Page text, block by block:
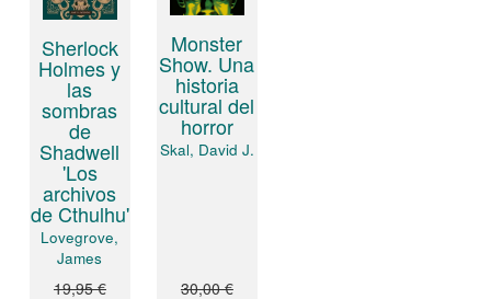
Sherlock
Holmes y
las
sombras
de
Shadwell
'Los
archivos
de Cthulhu'
Lovegrove,
James
19,95 €
Monster
Show. Una
historia
cultural del
horror
Skal, David J.
30,00 €